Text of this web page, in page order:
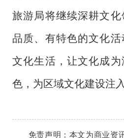
旅游局将继续深耕文
品质、有特色的文化
文化生活，让文化成
色，为区域文化建设注
免责声明：本文为商业资